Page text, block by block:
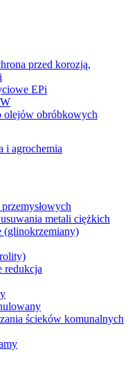
przed korozją,
EPi
olejów obróbkowych
i agrochemia
metali ciężkich
(glinokrzemiany)
redukcja
ścieków komunalnych